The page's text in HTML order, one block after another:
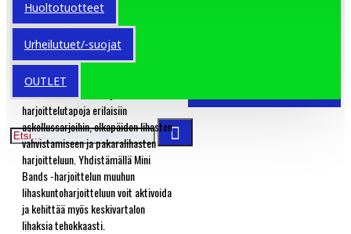
Huoltotuotteet
Urheilutuet/-suojat
OUTLET
etenkin lämmittelyharjoituksiin,
kuntoutukseen ja useiden
urheilulajien oheisharjoittelussa
alaraajojen liikkuvuuden
kehittämiseen. Mini Bands -
vastuskuminauhat tarjoavat uusia
harjoittelutapoja erilaisiin
askellussarjoihin, olkapäiden lihasten
vahvistamiseen ja pakaralihasten
harjoitteluun. Yhdistämällä Mini
Bands -harjoittelun muuhun
lihaskuntoharjoitteluun voit aktivoida
ja kehittää myös keskivartalon
lihaksia tehokkaasti.